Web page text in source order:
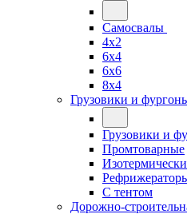
Самосвалы
4x2
6x4
6x6
8x4
Грузовики и
Грузовики и
Промтоварные
С тентом
Дорожно-